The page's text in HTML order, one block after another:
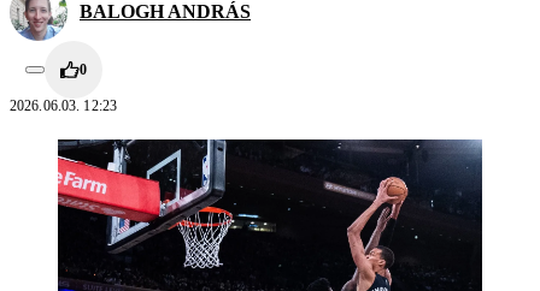
BALOGH ANDRÁS
0
2026.06.03. 12:23